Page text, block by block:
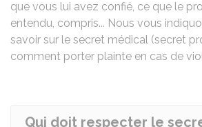
que vous lui avez confié, ce que le
entendu, compris... Nous vous
savoir sur le secret médical (secret
comment porter plainte en cas de
Qui doit respecter le